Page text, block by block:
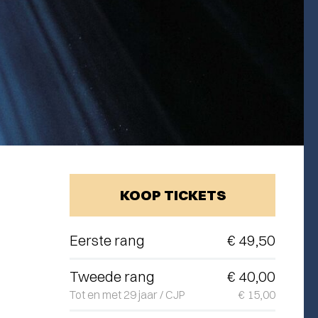
KOOP TICKETS
Eerste rang € 49,50
Tweede rang € 40,00
Tot en met 29 jaar / CJP € 15,00